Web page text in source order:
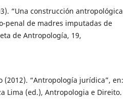
“Una construcción antropológica
penal de madres imputadas de
de Antropología, 19,
(2012). “Antropología jurídica”, en:
Lima (ed.), Antropologia e Direito.